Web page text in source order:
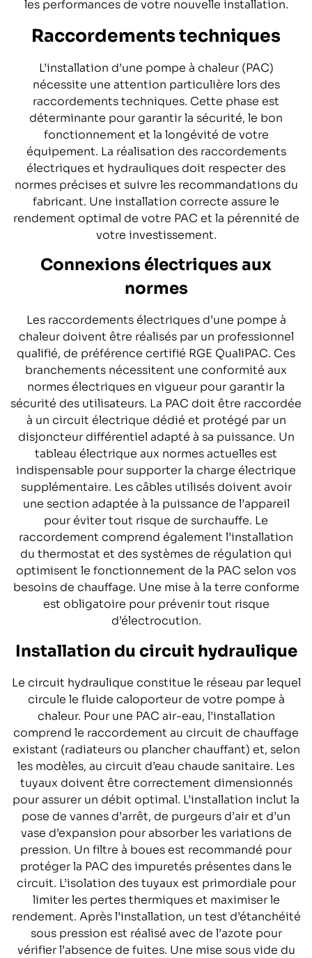
les performances de votre nouvelle installation.
Raccordements techniques
L’installation d’une pompe à chaleur (PAC)
nécessite une attention particulière lors des
raccordements techniques. Cette phase est
déterminante pour garantir la sécurité, le bon
fonctionnement et la longévité de votre
équipement. La réalisation des raccordements
électriques et hydrauliques doit respecter des
normes précises et suivre les recommandations du
fabricant. Une installation correcte assure le
rendement optimal de votre PAC et la pérennité de
votre investissement.
Connexions électriques aux
normes
Les raccordements électriques d’une pompe à
chaleur doivent être réalisés par un professionnel
qualifié, de préférence certifié RGE QualiPAC. Ces
branchements nécessitent une conformité aux
normes électriques en vigueur pour garantir la
sécurité des utilisateurs. La PAC doit être raccordée
à un circuit électrique dédié et protégé par un
disjoncteur différentiel adapté à sa puissance. Un
tableau électrique aux normes actuelles est
indispensable pour supporter la charge électrique
supplémentaire. Les câbles utilisés doivent avoir
une section adaptée à la puissance de l’appareil
pour éviter tout risque de surchauffe. Le
raccordement comprend également l’installation
du thermostat et des systèmes de régulation qui
optimisent le fonctionnement de la PAC selon vos
besoins de chauffage. Une mise à la terre conforme
est obligatoire pour prévenir tout risque
d’électrocution.
Installation du circuit hydraulique
Le circuit hydraulique constitue le réseau par lequel
circule le fluide caloporteur de votre pompe à
chaleur. Pour une PAC air-eau, l’installation
comprend le raccordement au circuit de chauffage
existant (radiateurs ou plancher chauffant) et, selon
les modèles, au circuit d’eau chaude sanitaire. Les
tuyaux doivent être correctement dimensionnés
pour assurer un débit optimal. L’installation inclut la
pose de vannes d’arrêt, de purgeurs d’air et d’un
vase d’expansion pour absorber les variations de
pression. Un filtre à boues est recommandé pour
protéger la PAC des impuretés présentes dans le
circuit. L’isolation des tuyaux est primordiale pour
limiter les pertes thermiques et maximiser le
rendement. Après l’installation, un test d’étanchéité
sous pression est réalisé avec de l’azote pour
vérifier l’absence de fuites. Une mise sous vide du